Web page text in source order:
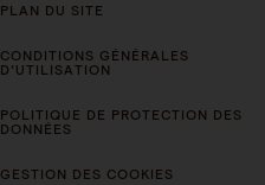
PLAN DU SITE
CONDITIONS GÉNÉRALES
D’UTILISATION
POLITIQUE DE PROTECTION DES
DONNÉES
GESTION DES COOKIES